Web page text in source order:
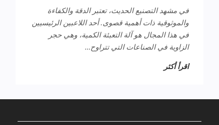
في مشهد التصنيع الحديث، تعتبر الدقة والكفاءة
والموثوقية ذات أهمية قصوى. أحد اللاعبين الرئيسيين
في هذا المجال هو آلة التعبئة الكمية، وهي حجر
الزاوية في الصناعات التي تتراوح…
اقرأ أكثر